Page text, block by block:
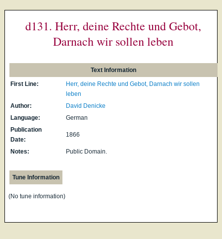
d131. Herr, deine Rechte und Gebot,
Darnach wir sollen leben
Text Information
First Line:
Herr, deine Rechte und Gebot, Darnach wir sollen
leben
Author:
David Denicke
Language:
German
Publication
Date:
1866
Notes: Public Domain.
Tune Information
(No tune information)